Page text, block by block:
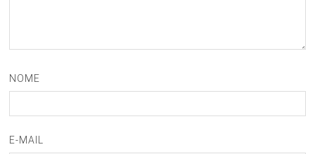
NOME
E-MAIL